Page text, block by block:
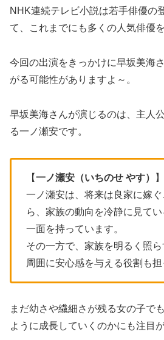
NHK連続テレビ小説は若手俳優の
て、これまでにも多くの人気俳優
今回の出演をきっかけに早坂美海
がる可能性がありますよ～。
早坂美海さんが演じるのは、主人
る一ノ瀬安です。
【一ノ瀬安（いちのせ やす）
】
一ノ瀬安は、将来は良家に嫁
ら、家族の動向を冷静に見て
一面を持っています。
その一方で、家族を明るく照ら
周囲に安心感を与える役割も担
まだ幼さや繊細さが残る女の子で
ように成長していくのかにも注目